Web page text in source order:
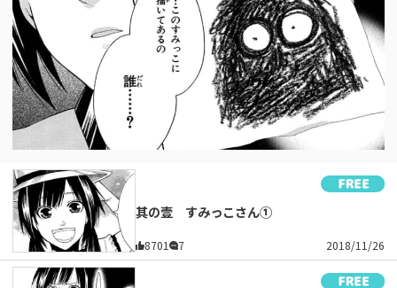
其の壹 すみっこさん①
8701 7 2018/11/26